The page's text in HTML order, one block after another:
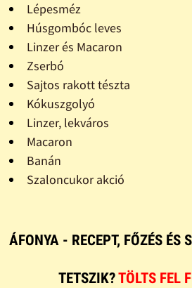
Lépesméz
Húsgombóc leves
Linzer és Macaron
Zserbó
Sajtos rakott tészta
Kókuszgolyó
Linzer, lekváros
Macaron
Banán
Szaloncukor akció
ÁFONYA - RECEPT, FŐZÉS ÉS
TETSZIK?TÖLTS FEL